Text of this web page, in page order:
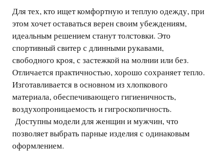
Для тех, кто ищет комфортную и теплую одежду, при
этом хочет оставаться верен своим убеждениям,
идеальным решением станут толстовки. Это
спортивный свитер с длинными рукавами,
свободного кроя, с застежкой на молнии или без.
Отличается практичностью, хорошо сохраняет тепло.
Изготавливается в основном из хлопкового
материала, обеспечивающего гигиеничность,
воздухопроницаемость и гигроскопичность.
Доступны модели для женщин и мужчин, что
позволяет выбрать парные изделия с одинаковым
оформлением.